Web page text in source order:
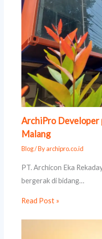
ArchiPro Developer
Malang
Blog/ Byarchipro.co.id
PT. Archicon Eka
bergerak di bidang…
Read Post »